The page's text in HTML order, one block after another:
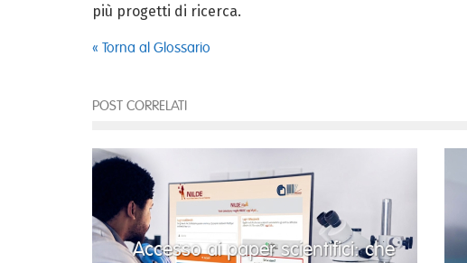
più progetti di ricerca.
« Torna al Glossario
POST CORRELATI
Accesso ai paper scientifici: che